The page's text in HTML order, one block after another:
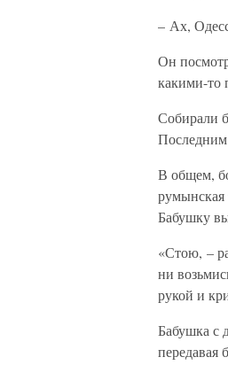
– Ах,
Он
какими-то
Собирали
Последним
В общем,
румынская
Бабушку
«Стою, –
ни
рукой и
Бабушка с
передавая